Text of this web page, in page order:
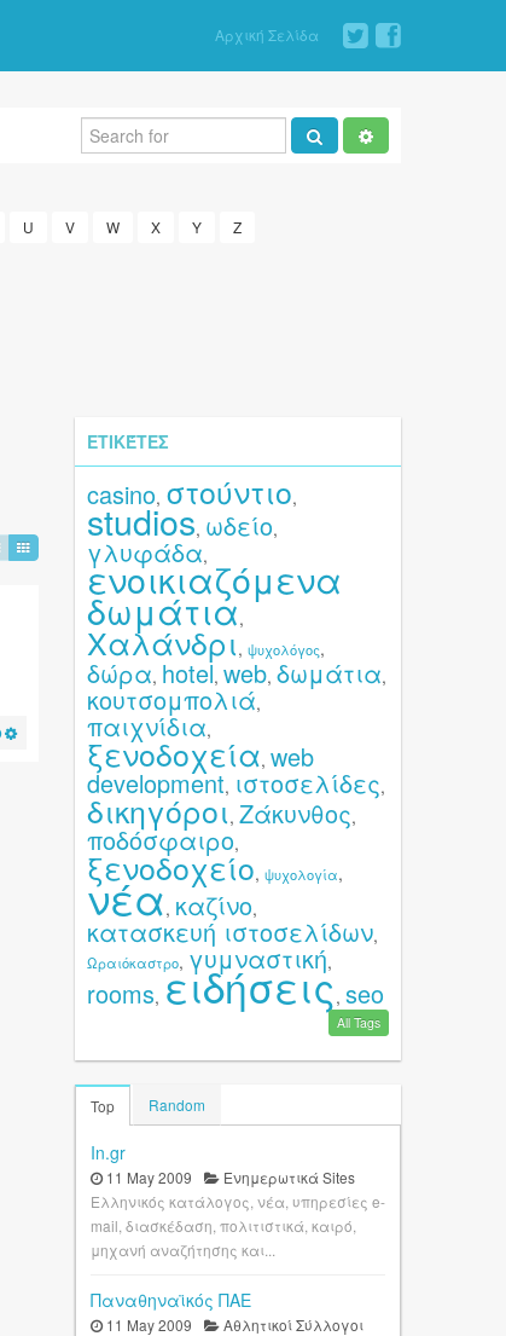
Αρχική Σελίδα
U V W X Y Z
ΕΤΙΚΈΤΕΣ
casino, στούντιο,
studios, ωδείο,
γλυφάδα,
ενοικιαζόμενα
δωμάτια,
Χαλάνδρι, ψυχολόγος,
δώρα, hotel, web, δωμάτια,
κουτσομπολιά,
παιχνίδια,
ξενοδοχεία, web
development, ιστοσελίδες,
δικηγόροι, Ζάκυνθος,
ποδόσφαιρο,
ξενοδοχείο, ψυχολογία,
νέα, καζίνο,
κατασκευή ιστοσελίδων,
Ωραιόκαστρο, γυμναστική,
rooms, ειδήσεις , seo
All Tags
Top Random
In.gr
11 May 2009
Ενημερωτικά Sites
Ελληνικός κατάλογος, νέα, υπηρεσίες e-
mail, διασκέδαση, πολιτιστικά, καιρό,
μηχανή αναζήτησης και...
Παναθηναϊκός ΠΑΕ
11 May 2009
Αθλητικοί Σύλλογοι